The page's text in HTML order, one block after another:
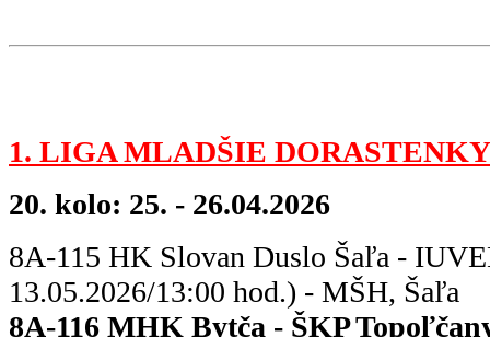
1. LIGA MLADŠIE
20. kolo: 25. - 26.04.2026
8A-115 HK Slovan Duslo Šaľa -
13.05.2026/13:00 hod.) - MŠH, Šaľa
8A-116 MHK Bytča -